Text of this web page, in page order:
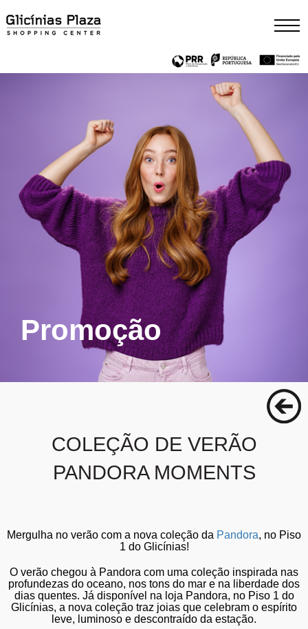
Promoção
COLEÇÃO DE VERÃO
PANDORA MOMENTS
Mergulha no verão com a nova coleção da Pandora, no Piso
1 do Glicínias!
O verão chegou à Pandora com uma coleção inspirada nas
profundezas do oceano, nos tons do mar e na liberdade dos
dias quentes. Já disponível na loja Pandora, no Piso 1 do
Glicínias, a nova coleção traz joias que celebram o espírito
leve, luminoso e descontraído da estação.